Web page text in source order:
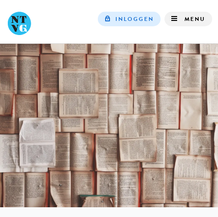
navigation
INLOGGEN MENU